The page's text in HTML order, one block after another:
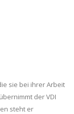
sie bei ihrer Arbeit
der VDI
steht er